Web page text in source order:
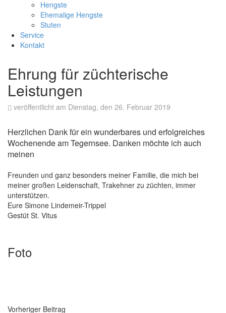
Hengste
Ehemalige Hengste
Stuten
Service
Kontakt
Ehrung für züchterische
Leistungen
veröffentlicht am Dienstag, den 26. Februar 2019
Herzlichen Dank für ein wunderbares und erfolgreiches
Wochenende am Tegernsee. Danken möchte ich auch
meinen
Freunden und ganz besonders meiner Familie, die mich bei
meiner großen Leidenschaft, Trakehner zu züchten, immer
unterstützen.
Eure Simone Lindemeir-Trippel
Gestüt St. Vitus
Foto
Vorheriger Beitrag